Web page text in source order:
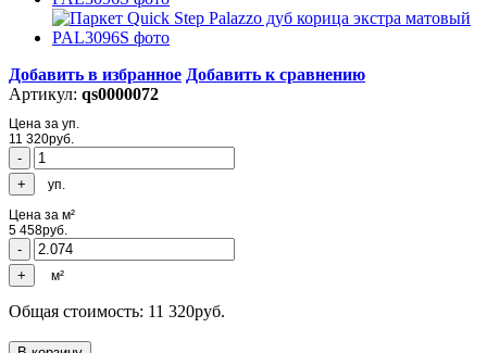
Добавить в избранное Добавить к сравнению
Артикул: qs0000072
Цена за уп.
11 320руб.
уп.
Цена за м²
5 458руб.
м²
Общая стоимость: 11 320руб.